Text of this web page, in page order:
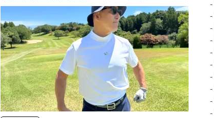
-
-
-
-
-
-
-
-
-
-